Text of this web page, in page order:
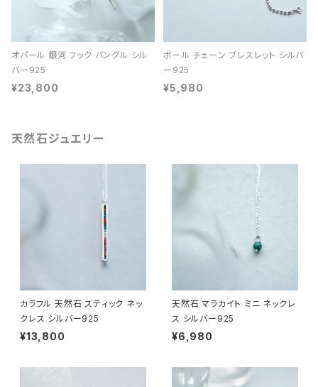
オパール 銀河 フック バングル シル
バー925
¥23,800
ボール チェーン ブレスレット シルバ
ー925
¥5,980
天然石ジュエリー
カラフル 天然石 スティック ネッ
クレス シルバー925
¥13,800
天然石 マラカイト ミニ ネックレ
ス シルバー925
¥6,980